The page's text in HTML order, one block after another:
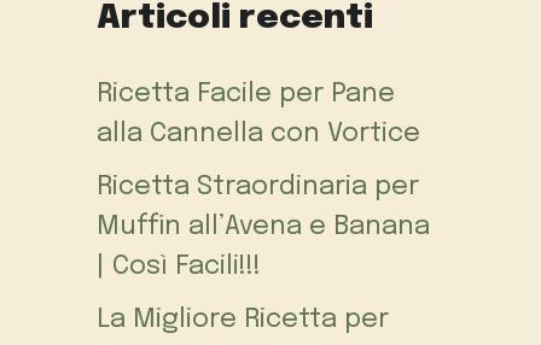
Articoli recenti
Ricetta Facile per Pane
alla Cannella con Vortice
Ricetta Straordinaria per
Muffin all’Avena e Banana
| Così Facili!!!
La Migliore Ricetta per